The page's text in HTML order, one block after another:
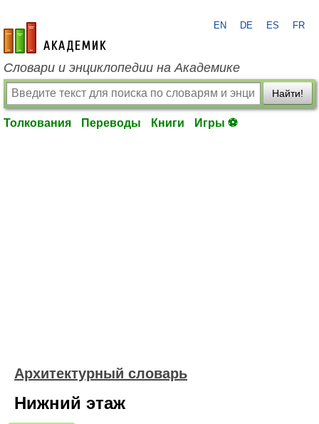
academic.ru
EN DE ES FR
Словари и энциклопедии на Академике
Найти!
Толкования Переводы Книги Игры ⚽
Архитектурный словарь
Нижний этаж